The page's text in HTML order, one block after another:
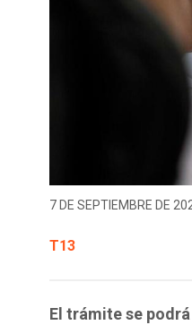
7 DE SEPTIEMBRE DE
T13
El trámite se